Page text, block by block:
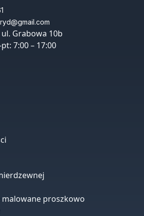
Grabowa 10b
7:00 – 17:00
proszkowo